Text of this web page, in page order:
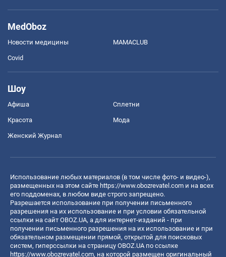
MedOboz
Новости медицины MAMACLUB
Covid
Шоу
Афиша Сплетни
Красота Мода
Женский Журнал
Использование любых материалов (в том числе фото- и видео-),
размещенных на этом сайте https://www.obozrevatel.com и на всех
его поддоменах, в любом виде строго запрещено.
Разрешается использование при получении письменного
разрешения на их использование и при условии обязательной
ссылки на сайт OBOZ.UA, а для интернет-изданий - при
получении письменного разрешения на их использование и при
обязательном размещении прямой, открытой для поисковых
систем, гиперссылки на страницу OBOZ.UA по ссылке
https://www.obozrevatel.com, на которой размещен оригинальный